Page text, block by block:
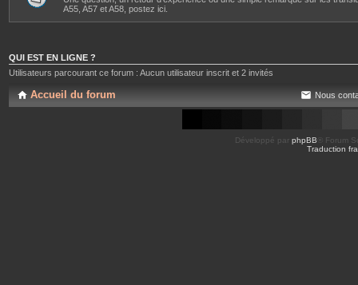
A55, A57 et A58, postez ici.
QUI EST EN LIGNE ?
Utilisateurs parcourant ce forum : Aucun utilisateur inscrit et 2 invités
Accueil du forum Nous
Développé par phpBB ® Forum
Traduction